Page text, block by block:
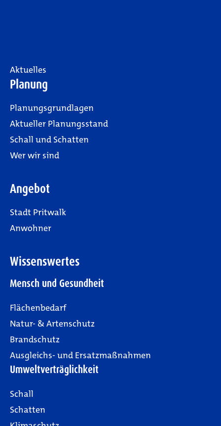
Aktuelles
Planung
Planungsgrundlagen
Aktueller Planungsstand
Schall und Schatten
Wer wir sind
Angebot
Stadt Pritwalk
Anwohner
Wissenswertes
Mensch und Gesundheit
Flächenbedarf
Natur- & Artenschutz
Brandschutz
Ausgleichs- und Ersatzmaßnahmen
Umweltverträglichkeit
Schall
Schatten